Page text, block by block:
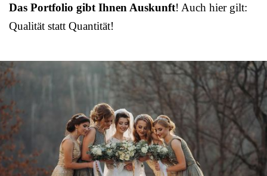
Das Portfolio gibt Ihnen Auskunft! Auch hier gilt:
Qualität statt Quantität!